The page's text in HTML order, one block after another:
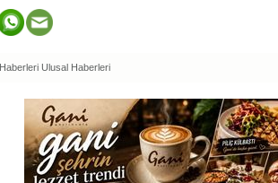
Ulusal Haberleri